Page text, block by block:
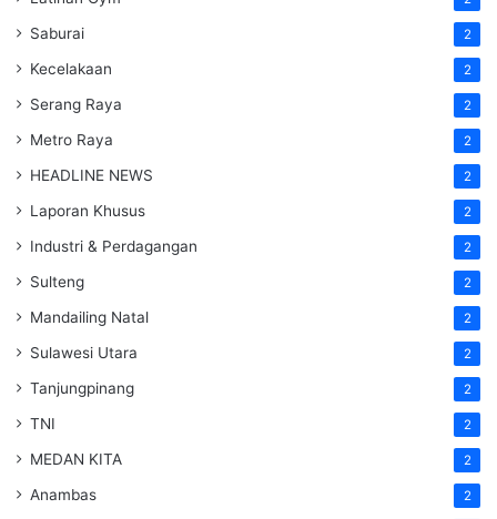
Saburai 2
Kecelakaan 2
Serang Raya 2
Metro Raya 2
HEADLINE NEWS 2
Laporan Khusus 2
Industri & Perdagangan 2
Sulteng 2
Mandailing Natal 2
Sulawesi Utara 2
Tanjungpinang 2
TNI 2
MEDAN KITA 2
Anambas 2